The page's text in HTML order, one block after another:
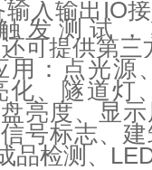
入输出 IO
发测试
可提供第三
用：点光源
、隧道灯
亮度、显
号标志、
品检测、